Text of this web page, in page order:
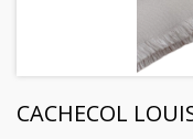
CACHECOL